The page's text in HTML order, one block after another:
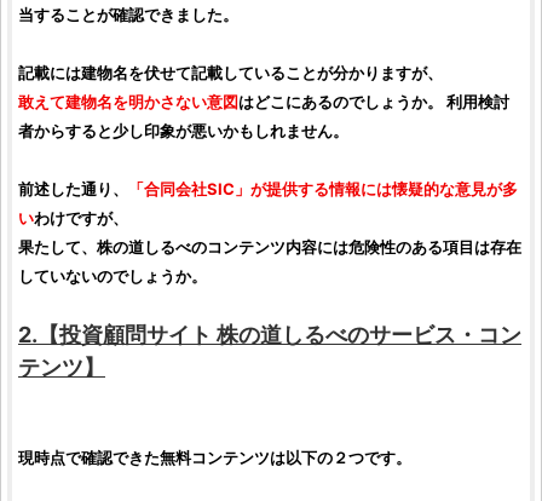
当することが確認できました。
記載には建物名を伏せて記載していることが分かりますが、
敢えて建物名を明かさない意図はどこにあるのでしょうか。 利用検討
者からすると少し印象が悪いかもしれません。
前述した通り、 「合同会社SIC 」が提供する情報には懐疑的な意見が多
いわけですが、
果たして、 株の道しるべのコンテンツ内容には危険性のある項目は存在
していないのでしょうか。
2.【投資顧問サイト 株の道しるべのサービス・コン
テンツ】
現時点で確認できた無料コンテンツは以下の２つです。